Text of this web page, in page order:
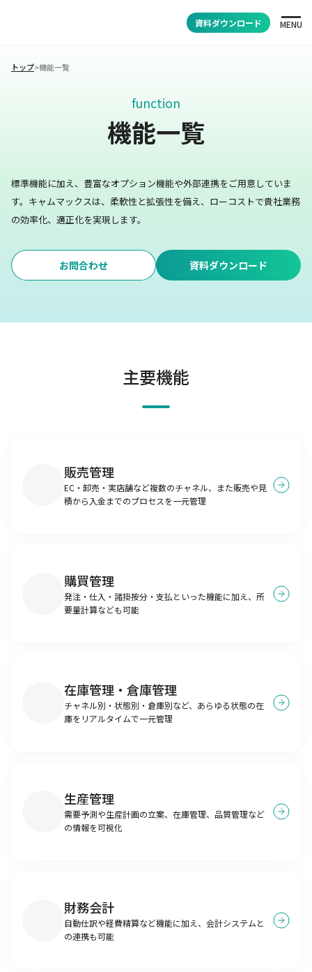
資料ダウンロード MENU
トップ>機能一覧
function
機能一覧
標準機能に加え、豊富なオプション機能や外部連携をご用意していま
す。 キャムマックスは、柔軟性と拡張性を備え、ローコストで貴社業務
の効率化、適正化を実現します。
お問合わせ 資料ダウンロード
主要機能
販売管理
EC・卸売・実店舗など複数のチャネル、また販売や見
積から入金までのプロセスを一元管理
購買管理
発注・仕入・諸掛按分・支払といった機能に加え、所
要量計算なども可能
在庫管理・倉庫管理
チャネル別・状態別・倉庫別など、あらゆる状態の在
庫をリアルタイムで一元管理
生産管理
需要予測や生産計画の立案、在庫管理、品質管理など
の情報を可視化
財務会計
自動仕訳や経費精算など機能に加え、会計システムと
の連携も可能